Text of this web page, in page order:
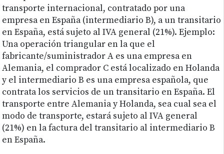
transporte internacional, contratado por una
empresa en España (intermediario B), a un transitario
en España, está sujeto al IVA general (21%). Ejemplo:
Una operación triangular en la que el
fabricante/suministrador A es una empresa en
Alemania, el comprador C está localizado en Holanda
y el intermediario B es una empresa española, que
contrata los servicios de un transitario en España. El
transporte entre Alemania y Holanda, sea cual sea el
modo de transporte, estará sujeto al IVA general
(21%) en la factura del transitario al intermediario B
en España.